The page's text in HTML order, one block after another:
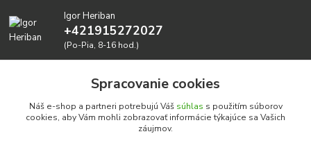
Igor Heriban
+421915272027
(Po-Pia, 8-16 hod.)
Spracovanie cookies
Náš e-shop a partneri potrebujú Váš súhlas s použitím súborov
cookies, aby Vám mohli zobrazovať informácie týkajúce sa Vašich
záujmov.